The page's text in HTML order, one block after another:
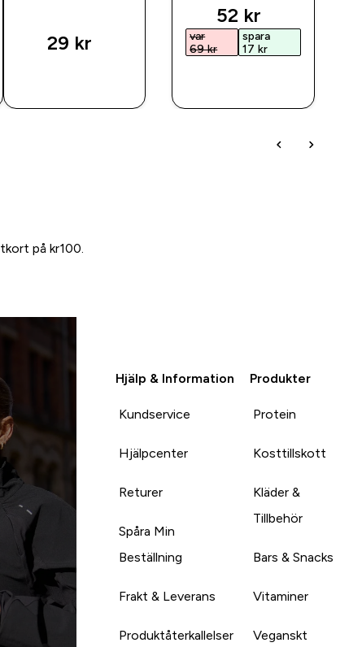
29 kr‎
discounted price
52 kr‎
var
69 kr‎
spara
17 kr‎
på kr100.
Hjälp & Information
Kundservice
Hjälpcenter
Returer
Spåra Min
Beställning
Frakt & Leverans
Produktåterkallelser
Produkter
Protein
Kosttillskott
Kläder &
Tillbehör
Bars & Snacks
Vitaminer
Veganskt